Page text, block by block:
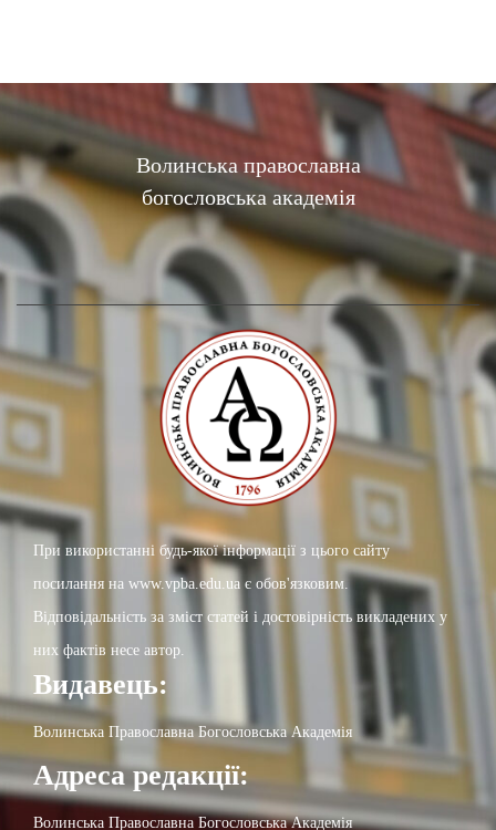
Волинська православна
богословська академія
При використанні будь-якої інформації з цього сайту
посилання на www.vpba.edu.ua є обов'язковим.
Відповідальність за зміст статей і достовірність викладених у
них фактів несе автор.
Видавець:
Волинська Православна Богословська Академія
Адреса редакції:
Волинська Православна Богословська Академія